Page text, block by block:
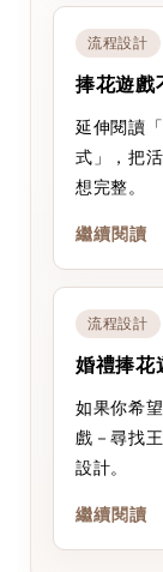
流程設計
捧花遊戲
延伸閱讀
式」，把
想完整。
繼續閱讀
流程設計
婚禮捧花
如果你希
戲－尋找
設計。
繼續閱讀